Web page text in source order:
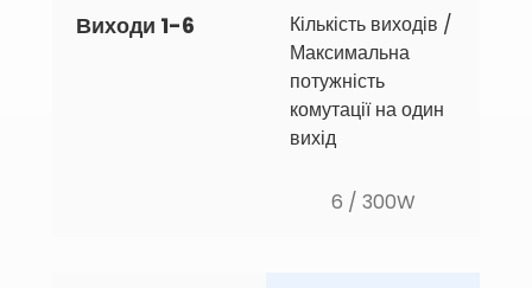
Виходи 1-6
Кількість виходів /
Максимальна
потужність
комутації на один
вихід
6 / 300W